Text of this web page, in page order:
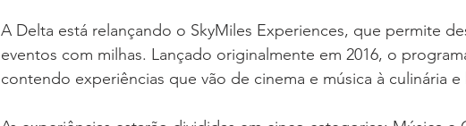
A Delta está relançando o SkyMiles Experiences, que permite
eventos com milhas. Lançado originalmente em 2016, o
contendo experiências que vão de cinema e música à culinária e